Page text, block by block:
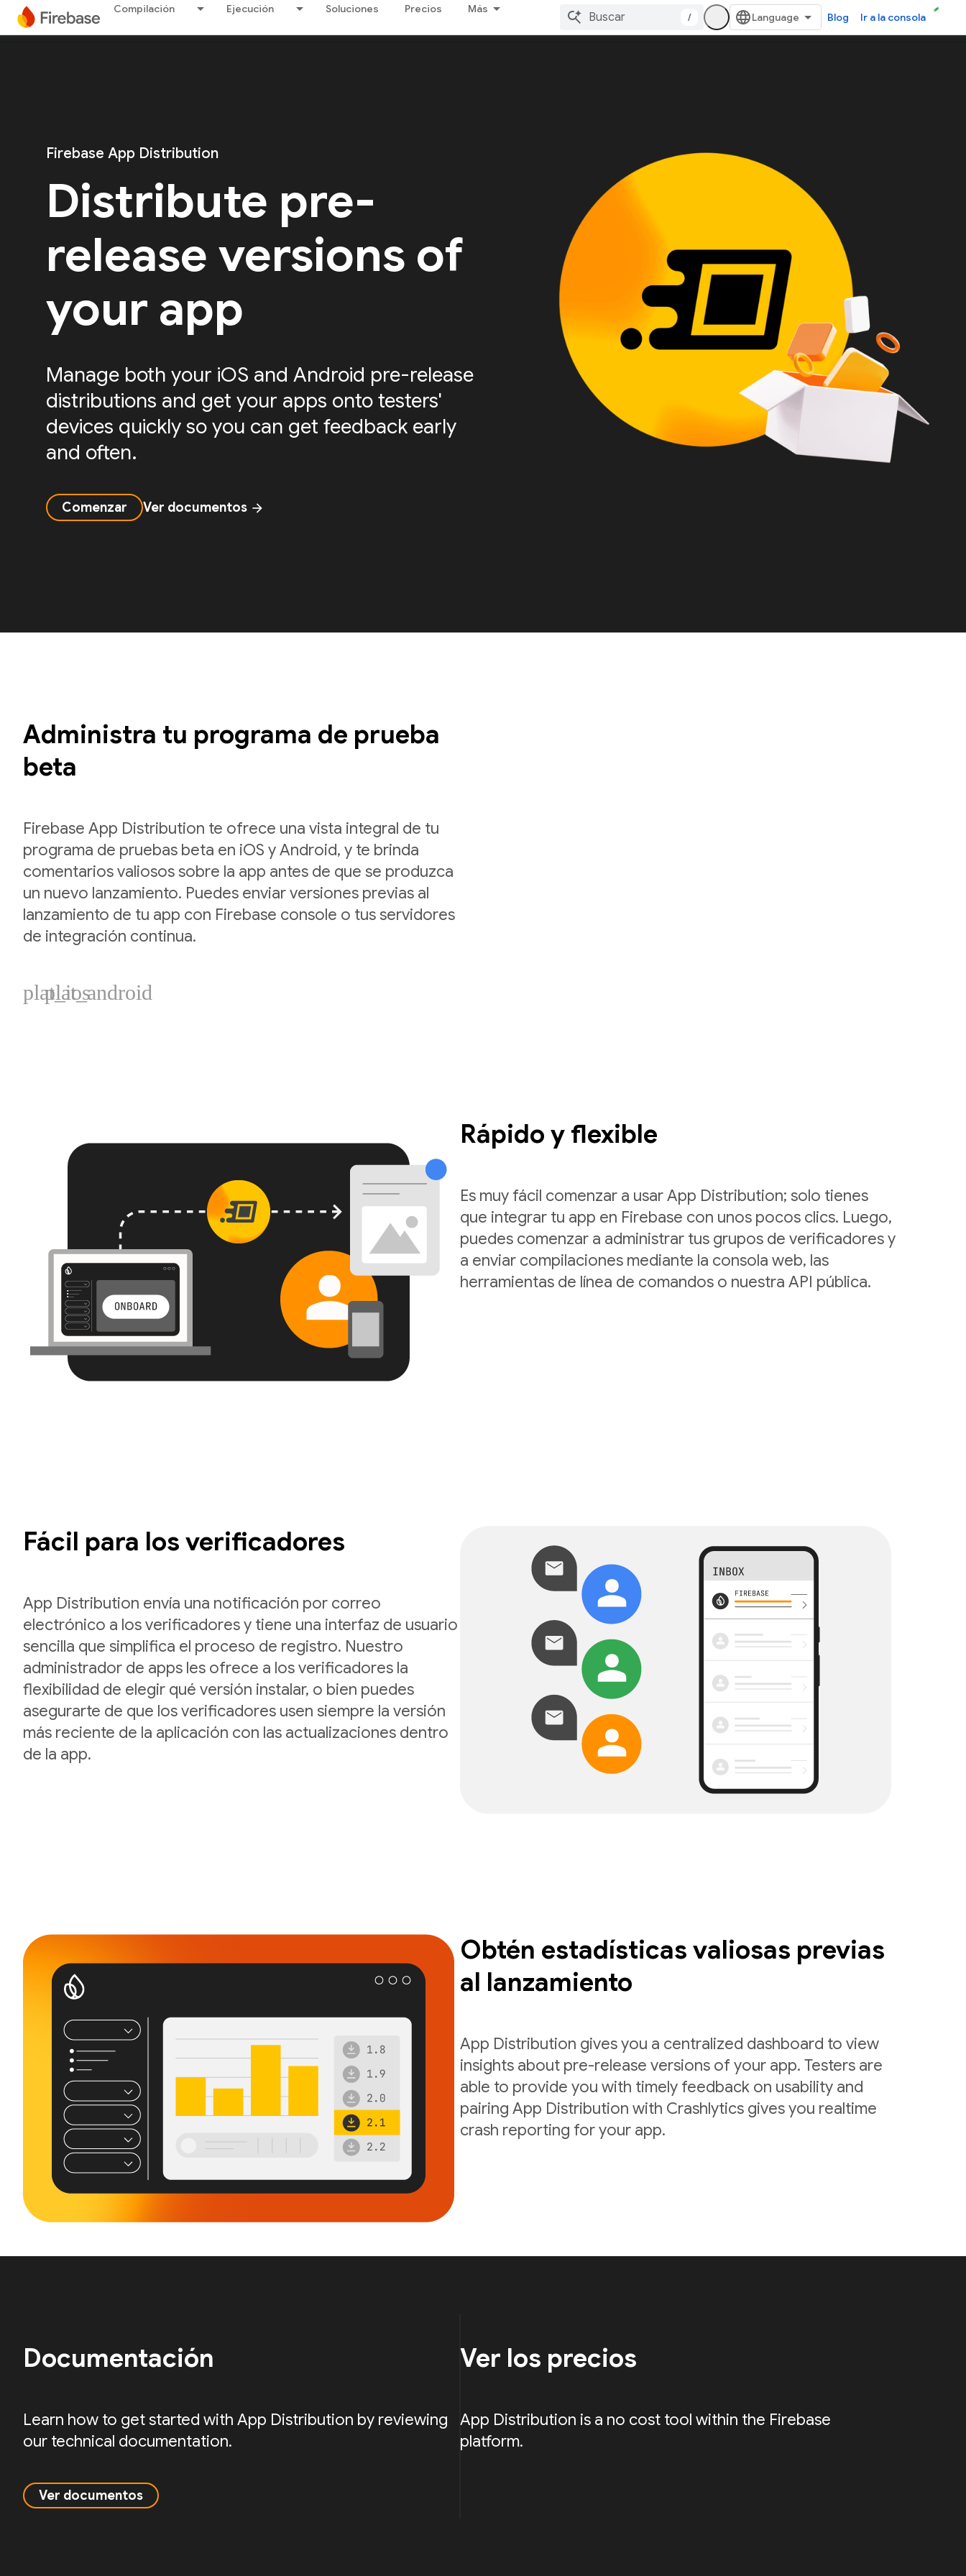
Compilación Ejecución Soluciones Precios Más
/ Blog Ir a la consola
Firebase App Distribution
Distribute pre-
release versions of
your app
Manage both your iOS and Android pre-release
distributions and get your apps onto testers'
devices quickly so you can get feedback early
and often.
Comenzar Ver documentos arrow_forward
Administra tu programa de prueba
beta
Firebase App Distribution te ofrece una vista integral de tu
programa de pruebas beta en iOS y Android, y te brinda
comentarios valiosos sobre la app antes de que se produzca
un nuevo lanzamiento. Puedes enviar versiones previas al
lanzamiento de tu app con Firebase console o tus servidores
de integración continua.
plat_ios
plat_android
Rápido y flexible
Es muy fácil comenzar a usar App Distribution; solo tienes
que integrar tu app en Firebase con unos pocos clics. Luego,
puedes comenzar a administrar tus grupos de verificadores y
a enviar compilaciones mediante la consola web, las
herramientas de línea de comandos o nuestra API pública.
Fácil para los verificadores
App Distribution envía una notificación por correo
electrónico a los verificadores y tiene una interfaz de usuario
sencilla que simplifica el proceso de registro. Nuestro
administrador de apps les ofrece a los verificadores la
flexibilidad de elegir qué versión instalar, o bien puedes
asegurarte de que los verificadores usen siempre la versión
más reciente de la aplicación con las actualizaciones dentro
de la app.
Obtén estadísticas valiosas previas
al lanzamiento
App Distribution gives you a centralized dashboard to view
insights about pre-release versions of your app. Testers are
able to provide you with timely feedback on usability and
pairing App Distribution with Crashlytics gives you realtime
crash reporting for your app.
Documentación
Learn how to get started with App Distribution by reviewing
our technical documentation.
Ver documentos
Ver los precios
App Distribution is a no cost tool within the Firebase
platform.